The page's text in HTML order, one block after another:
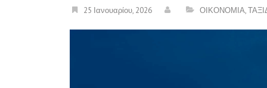
25 Ιανουαρίου, 2026 ΟΙΚΟΝΟΜΙΑ,